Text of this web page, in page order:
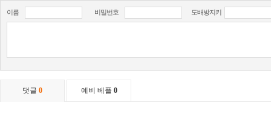
이름 비밀번호 도배방지키
댓글 0 예비 베플 0